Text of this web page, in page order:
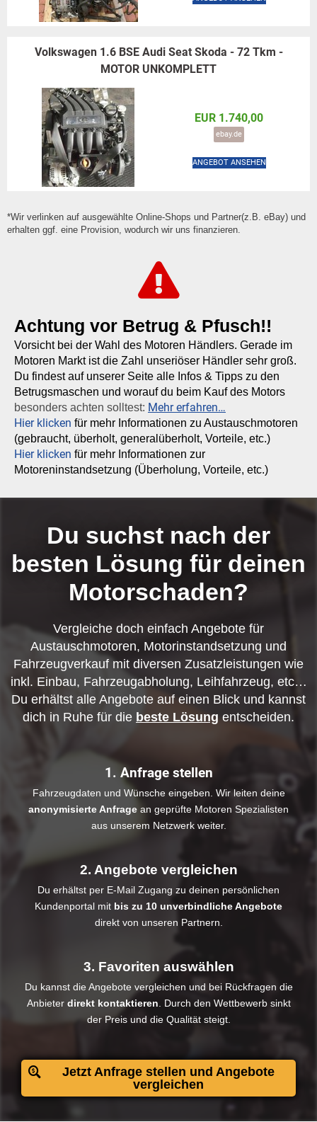
Volkswagen 1.6 BSE Audi Seat Skoda - 72 Tkm -
MOTOR UNKOMPLETT
EUR 1.740,00
ebay.de
ANGEBOT ANSEHEN
*Wir verlinken auf ausgewählte Online-Shops und Partner(z.B. eBay) und
erhalten ggf. eine Provision, wodurch wir uns finanzieren.
Achtung vor Betrug & Pfusch!!
Vorsicht bei der Wahl des Motoren Händlers. Gerade im
Motoren Markt ist die Zahl unseriöser Händler sehr groß.
Du findest auf unserer Seite alle Infos & Tipps zu den
Betrugsmaschen und worauf du beim Kauf des Motors
besonders achten solltest: Mehr erfahren…
Hier klicken für mehr Informationen zu Austauschmotoren
(gebraucht, überholt, generalüberholt, Vorteile, etc.)
Hier klicken für mehr Informationen zur
Motoreninstandsetzung (Überholung, Vorteile, etc.)
Du suchst nach der
besten Lösung für deinen
Motorschaden?
Vergleiche doch einfach Angebote für
Austauschmotoren, Motorinstandsetzung und
Fahrzeugverkauf mit diversen Zusatzleistungen wie
inkl. Einbau, Fahrzeugabholung, Leihfahrzeug, etc…
Du erhältst alle Angebote auf einen Blick und kannst
dich in Ruhe für die beste Lösung entscheiden.
1. Anfrage stellen
Fahrzeugdaten und Wünsche eingeben. Wir leiten deine
anonymisierte Anfrage an geprüfte Motoren Spezialisten
aus unserem Netzwerk weiter.
2. Angebote vergleichen
Du erhältst per E-Mail Zugang zu deinen persönlichen
Kundenportal mit bis zu 10 unverbindliche Angebote
direkt von unseren Partnern.
3. Favoriten auswählen
Du kannst die Angebote vergleichen und bei Rückfragen die
Anbieter direkt kontaktieren . Durch den Wettbewerb sinkt
der Preis und die Qualität steigt.​
Jetzt Anfrage stellen und Angebote
vergleichen